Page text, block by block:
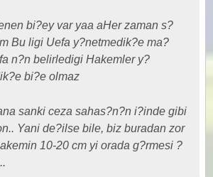
bi?ey var yaa aHer zaman s?
Bu ligi Uefa y?netmedik?e ma?
n?n belirledigi Hakemler y?
bi?e olmaz
sanki ceza sahas?n?n i?inde gibi
Yani de?ilse bile, biz buradan zor
10-20 cm yi orada g?rmesi ?